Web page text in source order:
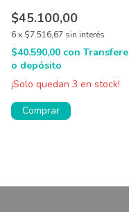
$45.100,00
6x $7.516,67 sin interés
$40.590,00 con
o depósito
¡Solo quedan 3 en stock!